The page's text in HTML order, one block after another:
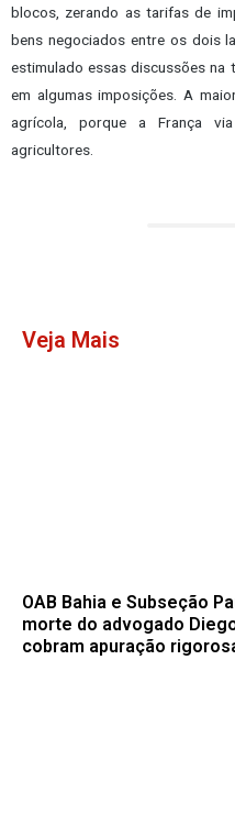
blocos, zerando as tarifas de
bens negociados entre os dois
estimulado essas discussões na
em algumas imposições. A
agrícola, porque a França
agricultores.
Veja Mais
OAB Bahia e Subseção
morte do advogado
cobram apuração